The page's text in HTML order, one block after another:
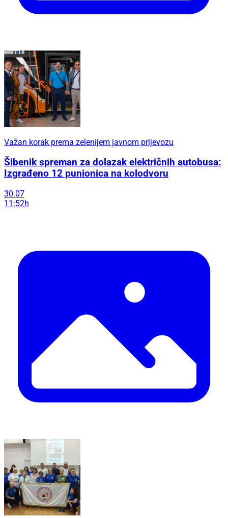
Važan korak prema zelenijem javnom prijevozu
Šibenik spreman za dolazak električnih autobusa:
Izgrađeno 12 punionica na kolodvoru
30.07
11:52h